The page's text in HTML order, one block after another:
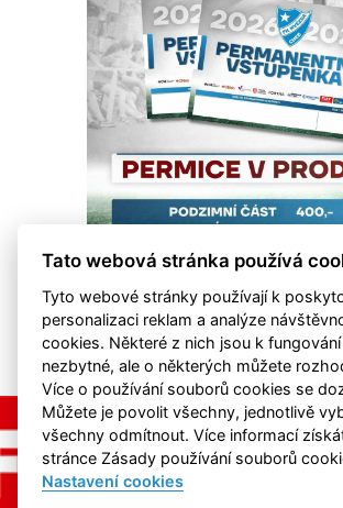
Tato webová stránka používá
Tyto webové stránky používají k
personalizaci reklam a analýze
cookies. Některé z nich jsou k
nezbytné, ale o některých můžete
Více o používání souborů cookies se
Můžete je povolit všechny, jednotlivě
všechny odmítnout. Více informací
stránce Zásady používání souborů
Nastavení cookies